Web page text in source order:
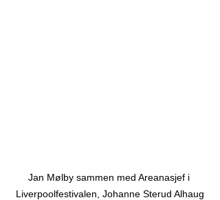
Jan Mølby sammen med Areanasjef i
Liverpoolfestivalen, Johanne Sterud Alhaug